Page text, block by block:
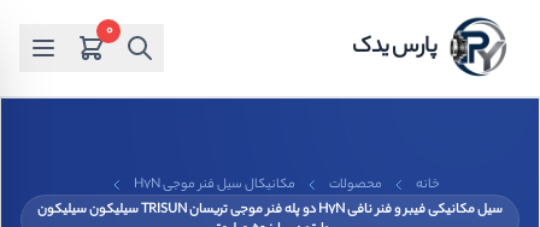
پارس یدک 0
خانه محصولات
مکانیکال سیل فنر موجی H7N
سیل مکانیکی فیبر و فنر نافی H7N دو پله فنر موجی تریسان TRISUN سیلیکون سیلیکون